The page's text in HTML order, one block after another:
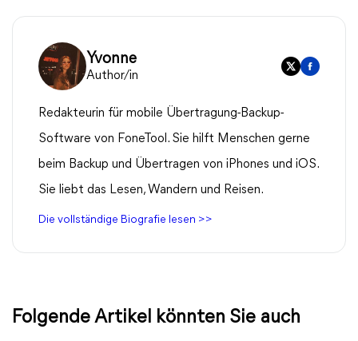
Yvonne
Author/in
Redakteurin für mobile Übertragung-Backup-
Software von FoneTool. Sie hilft Menschen gerne
beim Backup und Übertragen von iPhones und iOS.
Sie liebt das Lesen, Wandern und Reisen.
Die vollständige Biografie lesen >>
Folgende Artikel könnten Sie auch